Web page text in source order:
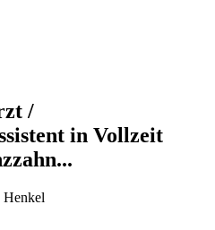
/
in Vollzeit
Henkel